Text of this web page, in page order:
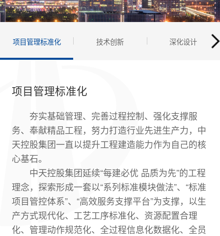
项目管理标准化 技术创新 深化设计
项目管理标准化
夯实基础管理、完善过程控制、强化支撑服
务、奉献精品工程，努力打造行业先进生产力，中
天控股集团一直以提升工程建造能力作为自己的核
心基石。
中天控股集团延续“每建必优 品质为先”的工程
理念，探索形成一套以“系列标准模块做法”、“标准
项目管控体系”、“高效服务支撑平台”为支撑，以生
产方式现代化、工艺工序标准化、资源配置合理
化、管理动作规范化、全过程信息化数据化、全员